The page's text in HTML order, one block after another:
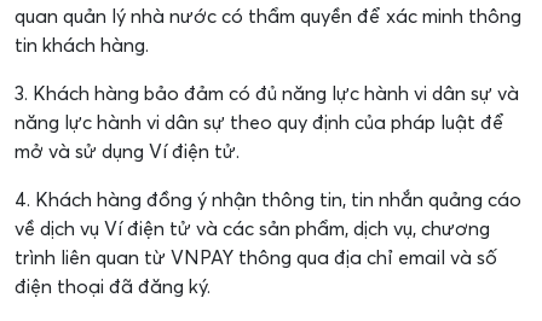
quan quản lý nhà nước có thẩm quyền để xác minh thông
tin khách hàng.
3. Khách hàng bảo đảm có đủ năng lực hành vi dân sự và
năng lực hành vi dân sự theo quy định của pháp luật để
mở và sử dụng Ví điện tử.
4. Khách hàng đồng ý nhận thông tin, tin nhắn quảng cáo
về dịch vụ Ví điện tử và các sản phẩm, dịch vụ, chương
trình liên quan từ VNPAY thông qua địa chỉ email và số
điện thoại đã đăng ký.